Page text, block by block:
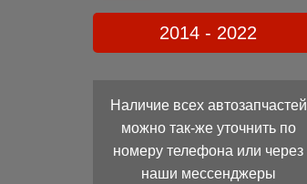
2014 - 2022
Наличие всех автозапчастей
можно так-же уточнить по
номеру телефона или через
наши мессенджеры